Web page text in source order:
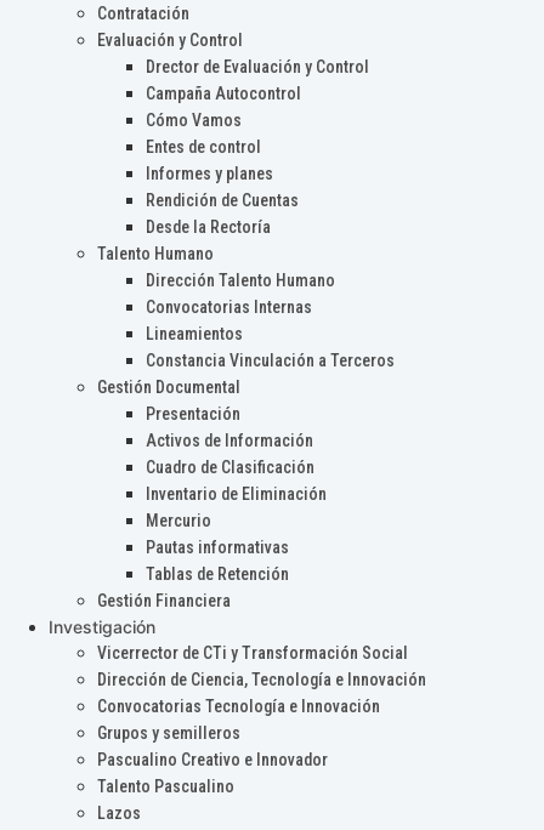
Contratación
Evaluación y Control
Drector de Evaluación y Control
Campaña Autocontrol
Cómo Vamos
Entes de control
Informes y planes
Rendición de Cuentas
Desde la Rectoría
Talento Humano
Dirección Talento Humano
Convocatorias Internas
Lineamientos
Constancia Vinculación a Terceros
Gestión Documental
Presentación
Activos de Información
Cuadro de Clasificación
Inventario de Eliminación
Mercurio
Pautas informativas
Tablas de Retención
Gestión Financiera
Investigación
Vicerrector de CTi y Transformación Social
Dirección de Ciencia, Tecnología e Innovación
Convocatorias Tecnología e Innovación
Grupos y semilleros
Pascualino Creativo e Innovador
Talento Pascualino
Lazos